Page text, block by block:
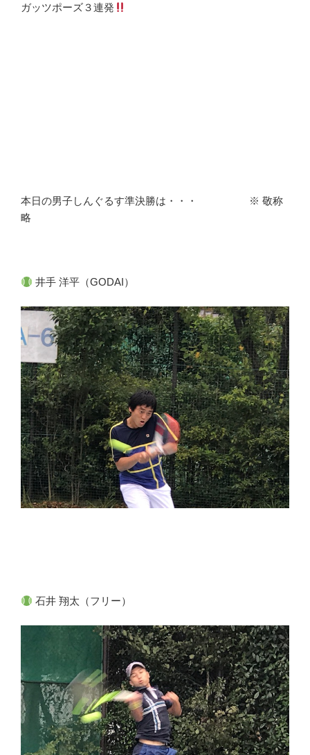
ガッツポーズ３連発
本日の男子しんぐるす準決勝は・・・ ※ 敬称
略
井手 洋平（GODAI）
石井 翔太（フリー）